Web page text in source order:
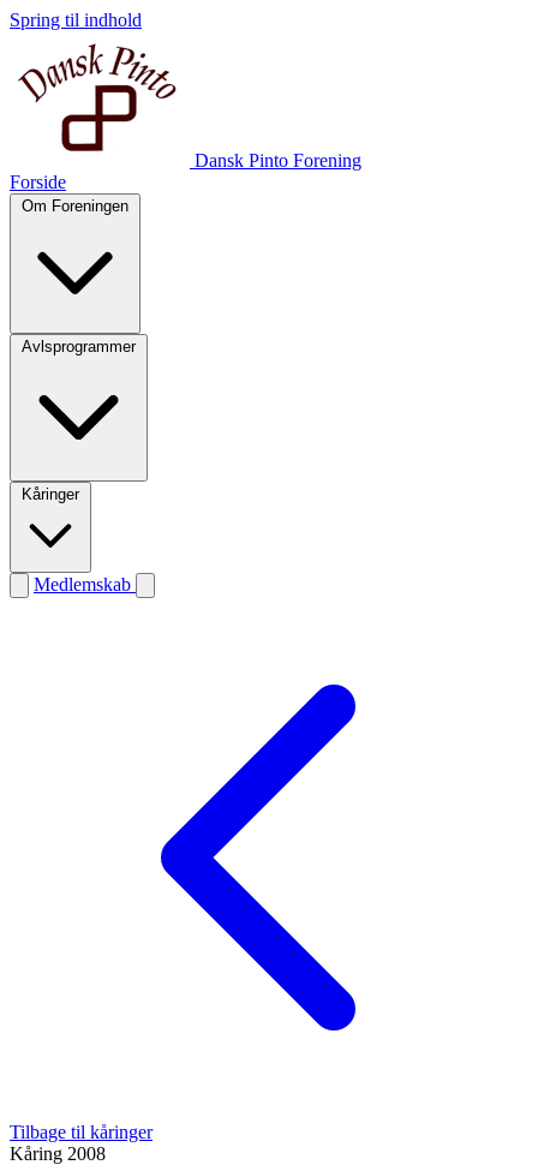
Spring til indhold
Dansk Pinto Forening
Forside
Om Foreningen
Avlsprogrammer
Kåringer
Medlemskab
Tilbage til kåringer
Kåring 2008